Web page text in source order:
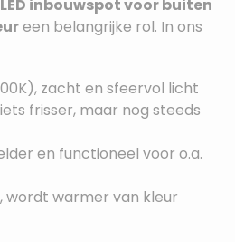
LED inbouwspot voor buiten
een belangrijke rol. In ons
zacht en sfeervol licht
frisser, maar nog steeds
en functioneel voor o.a.
, wordt warmer van kleur